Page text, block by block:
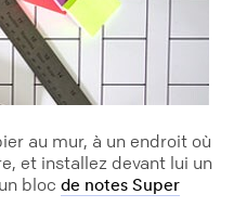
au mur, à un endroit où
et installez devant lui un
bloc de notes Super